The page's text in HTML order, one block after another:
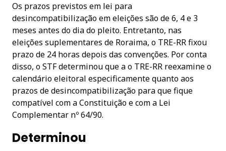
Os prazos previstos em lei para
desincompatibilização em eleições são de 6, 4 e 3
meses antes do dia do pleito. Entretanto, nas
eleições suplementares de Roraima, o TRE-RR fixou
prazo de 24 horas depois das convenções. Por conta
disso, o STF determinou que a o TRE-RR reexamine o
calendário eleitoral especificamente quanto aos
prazos de desincompatibilização para que fique
compatível com a Constituição e com a Lei
Complementar nº 64/90.
Determinou